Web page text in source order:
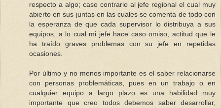
respecto a algo; caso contrario al jefe regional el cual muy
abierto en sus juntas en las cuales se comenta de todo con
la esperanza de que cada supervisor lo distribuya a sus
equipos, a lo cual mi jefe hace caso omiso, actitud que le
ha traído graves problemas con su jefe en repetidas
ocasiones.
Por último y no menos importante es el saber relacionarse
con personas problemáticas, pues en un trabajo o en
cualquier equipo a largo plazo es una habilidad muy
importante que creo todos debemos saber desarrollar,